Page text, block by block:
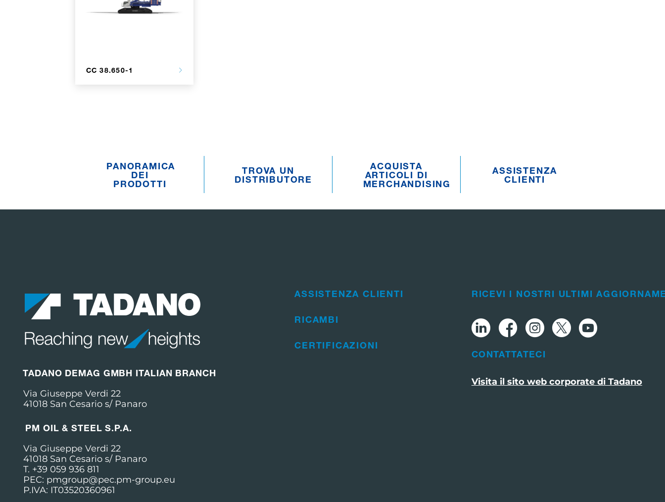
CC 38.650-1
PANORAMICA
DEI
PRODOTTI
TROVA UN
DISTRIBUTORE
ACQUISTA
ARTICOLI DI
MERCHANDISING
ASSISTENZA
CLIENTI
TADANO DEMAG GMBH ITALIAN BRANCH
Via Giuseppe Verdi 22
41018 San Cesario s/ Panaro
PM OIL & STEEL S.P.A.
Via Giuseppe Verdi 22
41018 San Cesario s/ Panaro
T. +39 059 936 811
PEC: pmgroup@pec.pm-group.eu
P.IVA: IT03520360961
ASSISTENZA CLIENTI
RICAMBI
CERTIFICAZIONI
RICEVI I NOSTRI ULTIMI
CONTATTATECI
Visita il sito web corporate di Tadano